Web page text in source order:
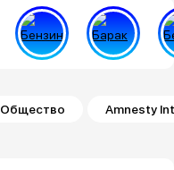
Общество Amnesty